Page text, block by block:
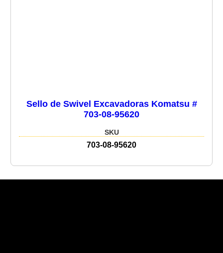
Sello de Swivel Excavadoras Komatsu #
703-08-95620
SKU
703-08-95620